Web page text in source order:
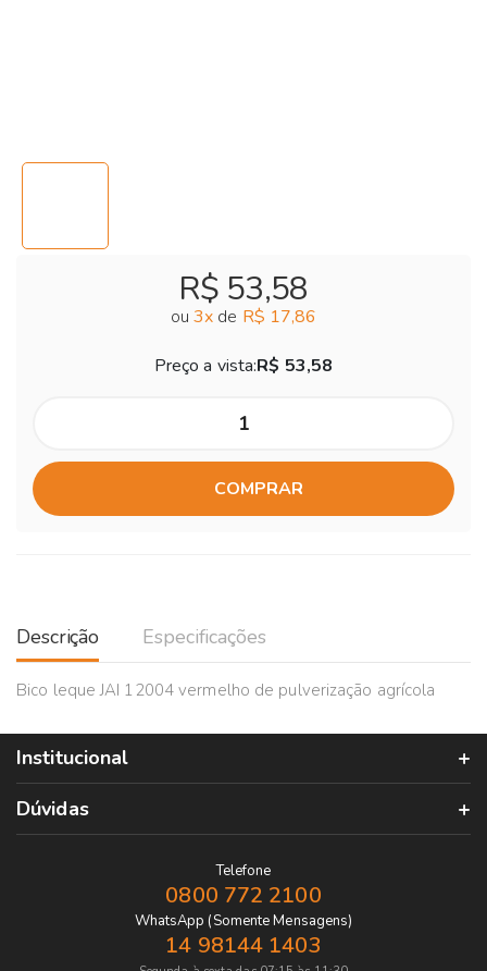
R$ 53,58
ou 3x de R$ 17,86
Preço a vista:R$ 53,58
COMPRAR
Descrição Especificações
Bico leque JAI 12004 vermelho de pulverização agrícola
Institucional
Dúvidas
Telefone
0800 772 2100
WhatsApp (Somente Mensagens)
14 98144 1403